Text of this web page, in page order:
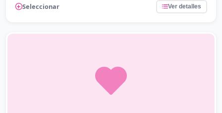
Seleccionar Ver detalles